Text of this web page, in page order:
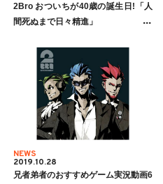
2Bro おついちが40歳の誕生日!「人
間死ぬまで日々精進」
NEWS
2019.10.28
兄者弟者のおすすめゲーム実況動画6